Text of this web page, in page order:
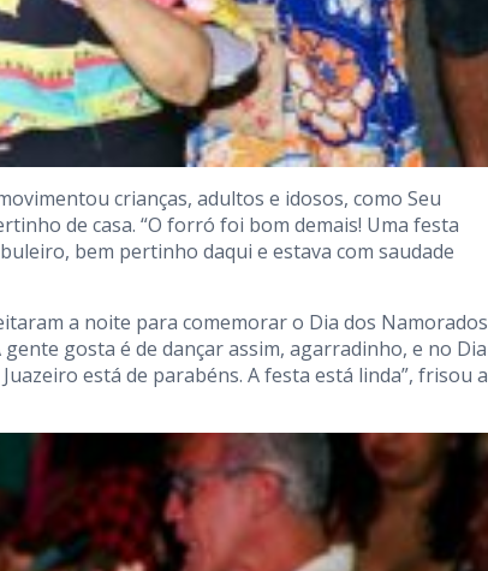
crianças, adultos e idosos, como Seu
de casa. “O forró foi bom demais! Uma festa
bem pertinho daqui e estava com saudade
a noite para comemorar o Dia dos Namorados
gosta é de dançar assim, agarradinho, e no Dia
está de parabéns. A festa está linda”, frisou a